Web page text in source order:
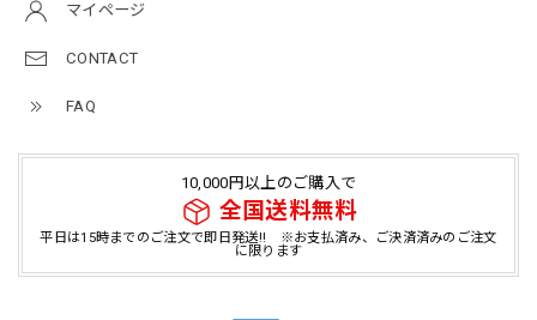
マイページ
CONTACT
FAQ
10,000円以上のご購入で
全国送料無料
平日は15時までのご注文で即日発送!! ※お支払済み、ご決済済みのご注文
に限ります